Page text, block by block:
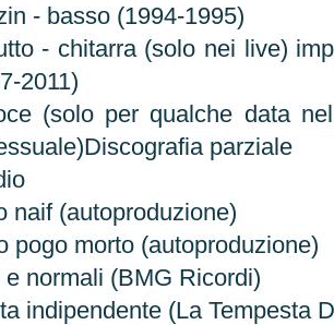
- basso (1994-1995)
- chitarra (solo nei live)
2011)
(solo per qualche data
parziale
naif (autoproduzione)
pogo morto (autoproduzione)
normali (BMG Ricordi)
indipendente (La Tempesta